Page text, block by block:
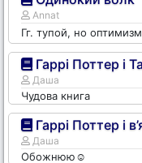
Annat
Гг. тупой, но
Гаррі Поттер і
Даша
Чудова книга
Гаррі Поттер і
Даша
Обожнюю☺️